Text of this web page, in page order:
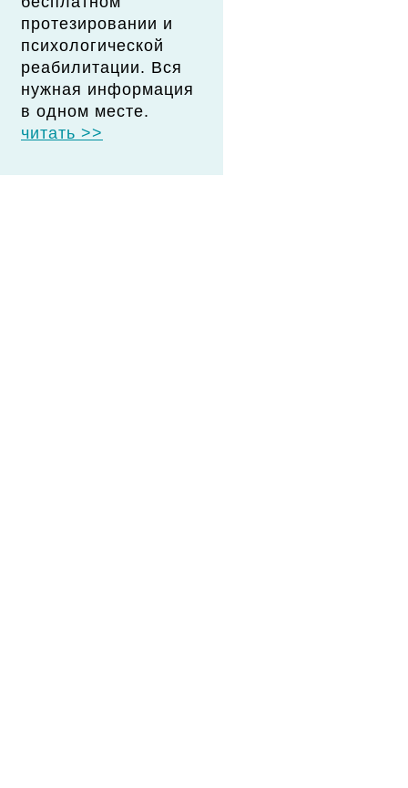
протезировании и
психологической
реабилитации. Вся
нужная информация
в одном месте.
читать >>